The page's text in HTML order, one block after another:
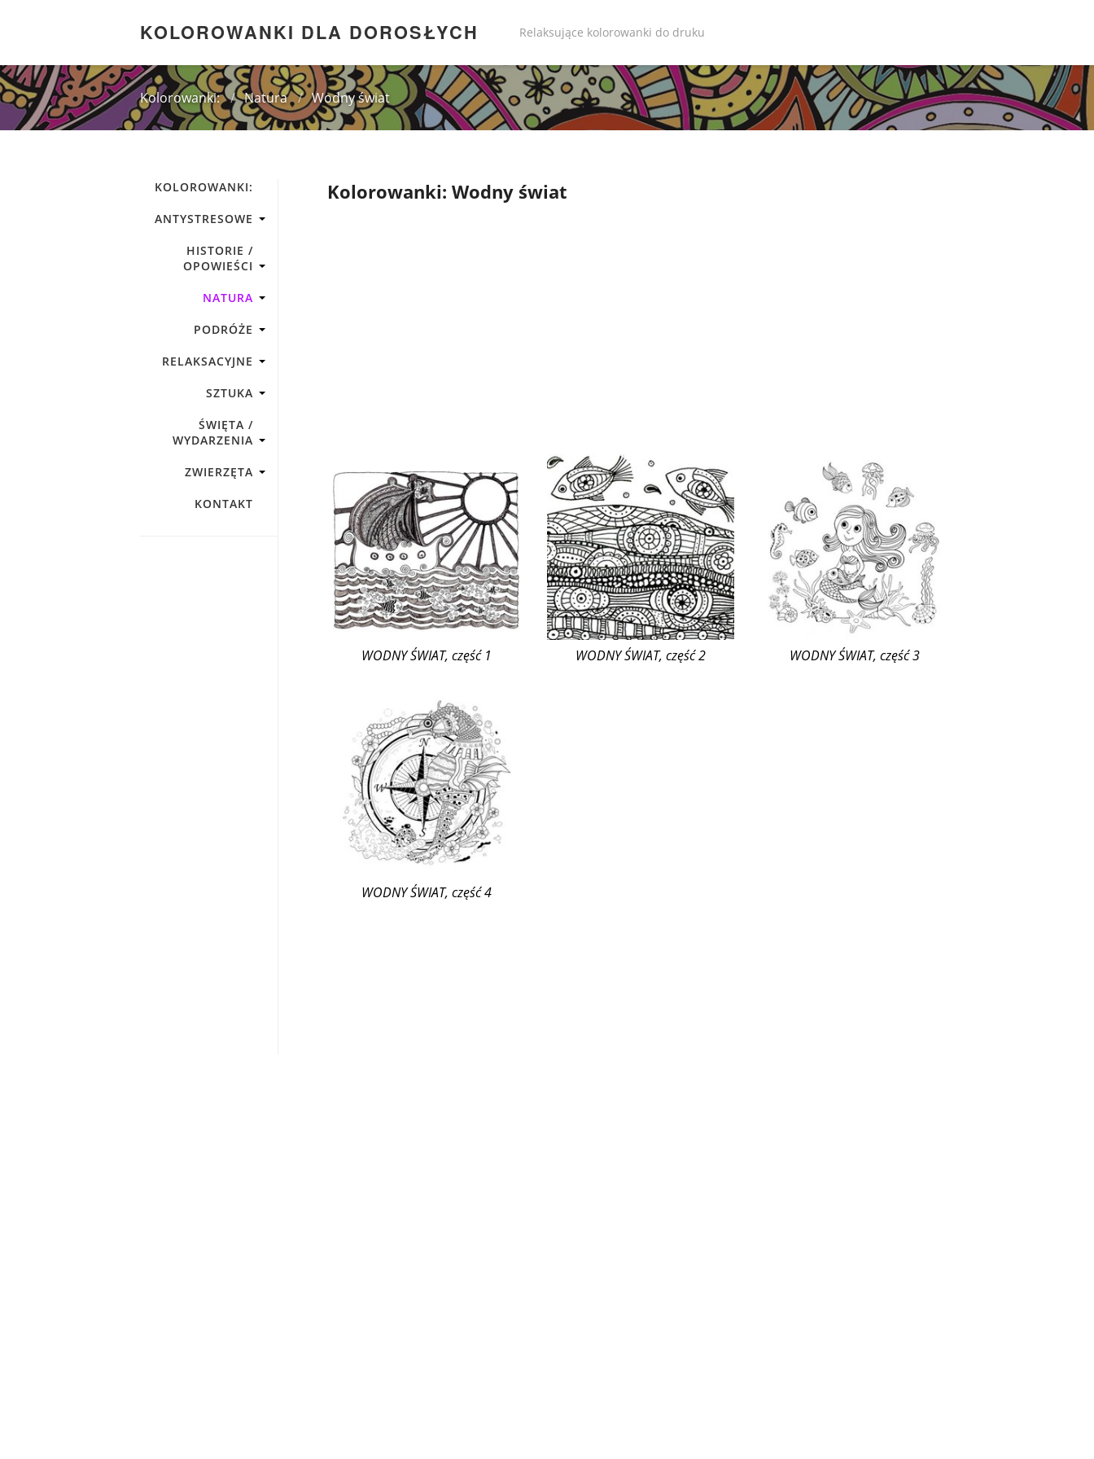
KOLOROWANKI DLA DOROSŁYCH Relaksujące kolorowanki do druku
Kolorowanki: / Natura / Wodny świat
KOLOROWANKI:
ANTYSTRESOWE
HISTORIE /
OPOWIEŚCI
NATURA
PODRÓŻE
RELAKSACYJNE
SZTUKA
ŚWIĘTA /
WYDARZENIA
ZWIERZĘTA
KONTAKT
Kolorowanki: Wodny świat
WODNY ŚWIAT, część 1 WODNY ŚWIAT, część 2 WODNY ŚWIAT, część 3
WODNY ŚWIAT, część 4